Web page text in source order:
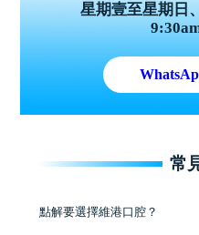
星期壹至星期日
常
點解要選擇維港口腔？